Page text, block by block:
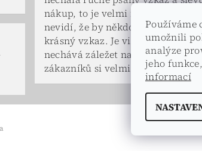
nákup, to je velmi milé. To už se
nevidí, že by někdo věnoval čas
krásný vzkaz. Je vidět, že paní
nechává záležet na každém
zákazníků si velmi váží. 😊
Používáme
umožnili
analýze
jeho
informací